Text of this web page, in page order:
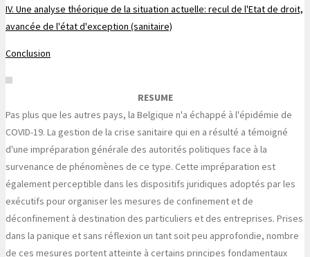
IV. Une analyse théorique de la situation actuelle: recul de l'Etat de droit,
avancée de l'état d'exception (sanitaire)
Conclusion
RESUME
Pas plus que les autres pays, la Belgique n'a échappé à l'épidémie de
COVID-19. La gestion de la crise sanitaire qui en a résulté a témoigné
d'une impréparation générale des autorités politiques face à la
survenance de phénomènes de ce type. Cette impréparation est
également perceptible dans les dispositifs juridiques adoptés par les
exécutifs pour organiser les mesures de confinement et de
déconfinement à destination des particuliers et des entreprises. Prises
dans la panique et sans réflexion un tant soit peu approfondie, nombre
de ces mesures portent atteinte à certains principes fondamentaux